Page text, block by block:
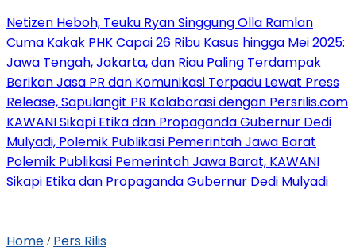
Netizen Heboh, Teuku Ryan Singgung Olla Ramlan
Cuma Kakak PHK Capai 26 Ribu Kasus hingga Mei 2025:
Jawa Tengah, Jakarta, dan Riau Paling Terdampak
Berikan Jasa PR dan Komunikasi Terpadu Lewat Press
Release, Sapulangit PR Kolaborasi dengan Persrilis.com
KAWANI Sikapi Etika dan Propaganda Gubernur Dedi
Mulyadi, Polemik Publikasi Pemerintah Jawa Barat
Polemik Publikasi Pemerintah Jawa Barat, KAWANI
Sikapi Etika dan Propaganda Gubernur Dedi Mulyadi
Home / Pers Rilis